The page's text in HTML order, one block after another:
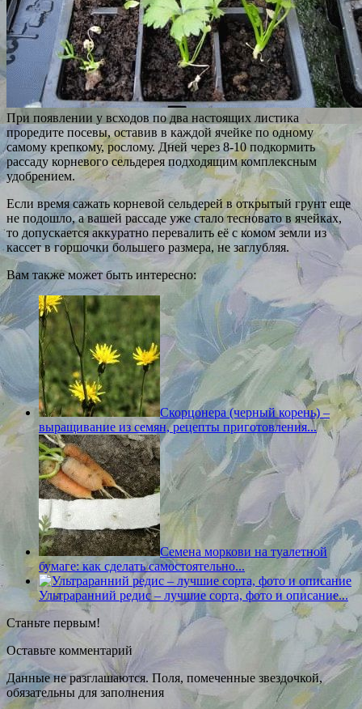
При появлении у всходов по два настоящих листика
проредите посевы, оставив в каждой ячейке по одному
самому крепкому, рослому. Дней через 8-10 подкормить
рассаду корневого сельдерея подходящим комплексным
удобрением.
Если время сажать корневой сельдерей в открытый грунт еще
не подошло, а вашей рассаде уже стало тесновато в ячейках,
то допускается аккуратно перевалить её с комом земли из
кассет в горшочки большего размера, не заглубляя.
Вам также может быть интересно:
Скорцонера (черный корень) –
выращивание из семян, рецепты приготовления...
Семена моркови на туалетной
бумаге: как сделать самостоятельно...
Ультраранний редис – лучшие сорта, фото и описание...
Станьте первым!
Оставьте комментарий
Данные не разглашаются. Поля, помеченные звездочкой,
обязательны для заполнения